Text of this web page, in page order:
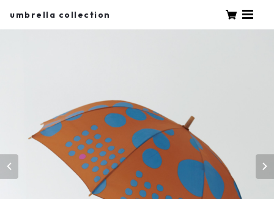
umbrella collection